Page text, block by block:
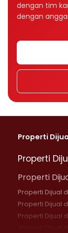
dengan tim
dengan
Properti
Properti
Properti
Properti Dijual
Properti Dijual
Properti Dijual